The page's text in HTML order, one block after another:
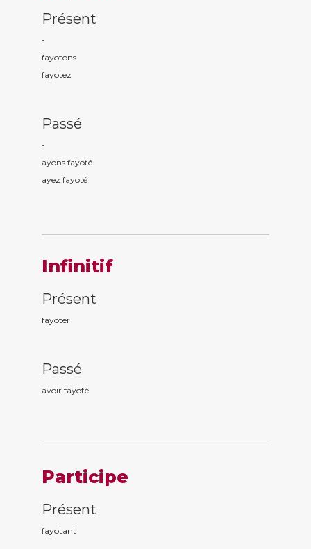
Présent
-
fayotons
fayotez
Passé
-
ayons fayoté
ayez fayoté
Infinitif
Présent
fayoter
Passé
avoir fayoté
Participe
Présent
fayotant